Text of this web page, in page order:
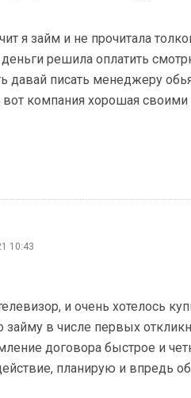
я займ и не прочитала
решила оплатить
давай писать менеджеру
вот компания хорошая
10:43
и очень хотелось
займу в числе первых
договора быстрое и
планирую и впредь